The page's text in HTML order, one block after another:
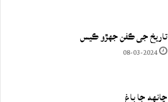
تاريخ جي ڪفن جھڙو ڪيس
08-03-2024
چانهه جا باغ